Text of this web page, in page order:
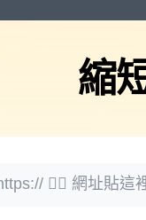
縮